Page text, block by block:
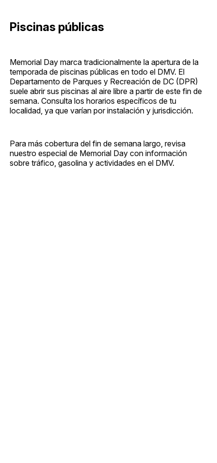
Piscinas públicas
Memorial Day marca tradicionalmente la apertura de la
temporada de piscinas públicas en todo el DMV. El
Departamento de Parques y Recreación de DC (DPR)
suele abrir sus piscinas al aire libre a partir de este fin de
semana. Consulta los horarios específicos de tu
localidad, ya que varían por instalación y jurisdicción.
Para más cobertura del fin de semana largo, revisa
nuestro especial de Memorial Day con información
sobre tráfico, gasolina y actividades en el DMV.